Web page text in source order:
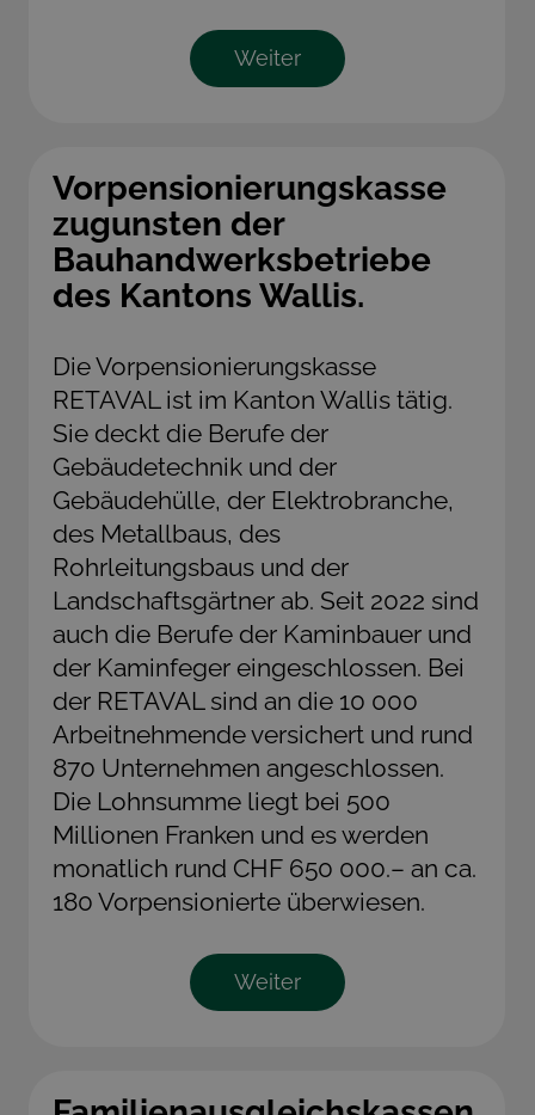
Weiter
Vorpensionierungskasse
zugunsten der
Bauhandwerksbetriebe
des Kantons Wallis.
Die Vorpensionierungskasse
RETAVAL ist im Kanton Wallis tätig.
Sie deckt die Berufe der
Gebäudetechnik und der
Gebäudehülle, der Elektrobranche,
des Metallbaus, des
Rohrleitungsbaus und der
Landschaftsgärtner ab. Seit 2022 sind
auch die Berufe der Kaminbauer und
der Kaminfeger eingeschlossen. Bei
der RETAVAL sind an die 10 000
Arbeitnehmende versichert und rund
870 Unternehmen angeschlossen.
Die Lohnsumme liegt bei 500
Millionen Franken und es werden
monatlich rund CHF 650 000.– an ca.
180 Vorpensionierte überwiesen.
Weiter